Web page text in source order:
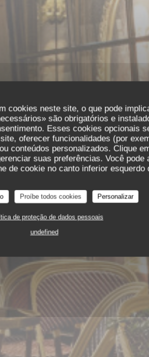
cookies neste site, o que pode
são obrigatórios e
Esses cookies opcionais
oferecer funcionalidades (por
conteúdos personalizados. Clique
suas preferências. Você pode
de cookie no canto inferior esquerdo
Proíbe todos cookies Personalizar
de proteção de dados pessoais
undefined
13 RUE DE L'ANCIENNE